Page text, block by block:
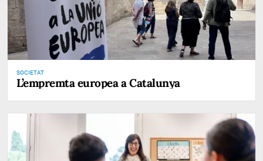
SOCIETAT
L’empremta europea a Catalunya